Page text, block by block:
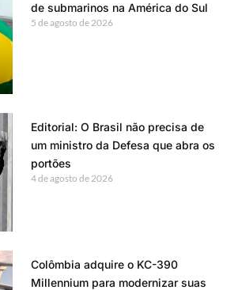
de submarinos na América do Sul
5 de agosto de 2026
Editorial: O Brasil não precisa de
um ministro da Defesa que abra os
portões
4 de agosto de 2026
Colômbia adquire o KC-390
Millennium para modernizar suas